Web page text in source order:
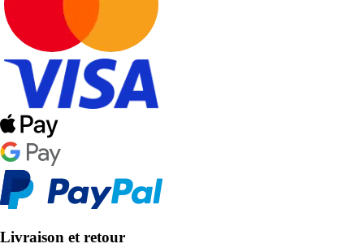
Livraison et retour